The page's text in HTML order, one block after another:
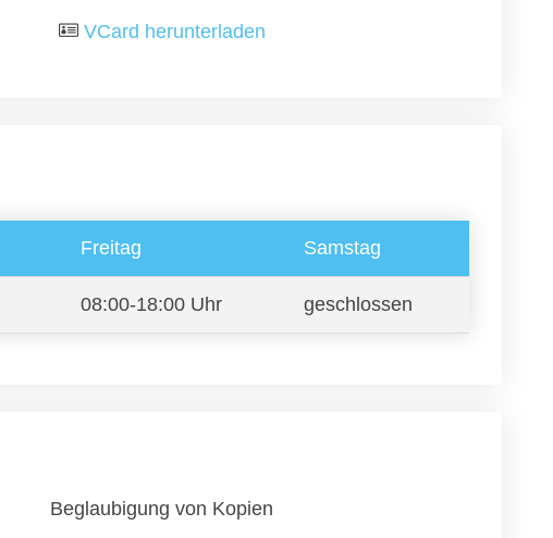
VCard herunterladen
Freitag Samstag
08:00-18:00 Uhr geschlossen
Beglaubigung von Kopien